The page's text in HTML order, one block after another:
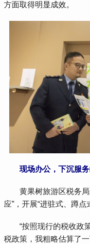
方面取得明显成效。
现场办公，下沉服
黄果树旅游区税务局
应”，开展“进驻式、蹲点
“按照现行的税收政策
税政策，我粗略估算了